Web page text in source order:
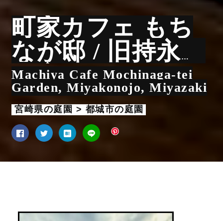
町家カフェ もち
なが邸 / 旧持永家
住宅
Machiya Cafe Mochinaga-tei
Garden, Miyakonojo, Miyazaki
宮崎県の庭園 > 都城市の庭園